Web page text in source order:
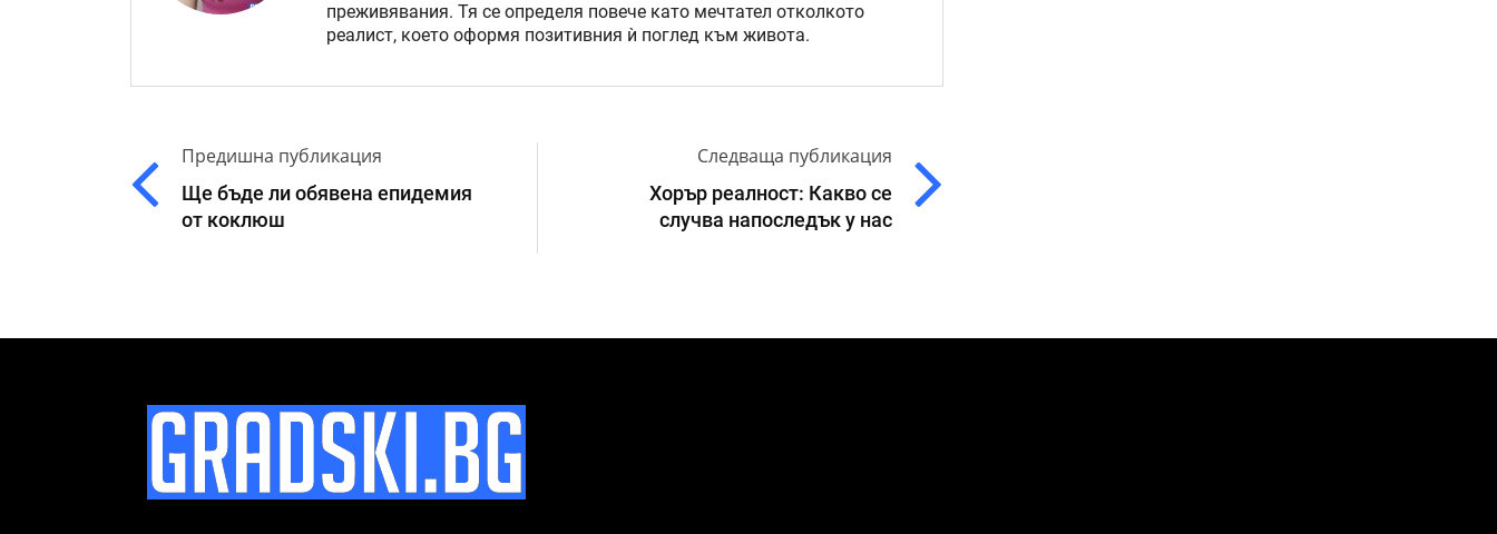
преживявания. Тя се определя повече като мечтател отколкото
реалист, което оформя позитивния ѝ поглед към живота.
Предишна публикация
Ще бъде ли обявена епидемия
от коклюш
Следваща публикация
Хорър реалност: Какво се
случва напоследък у нас